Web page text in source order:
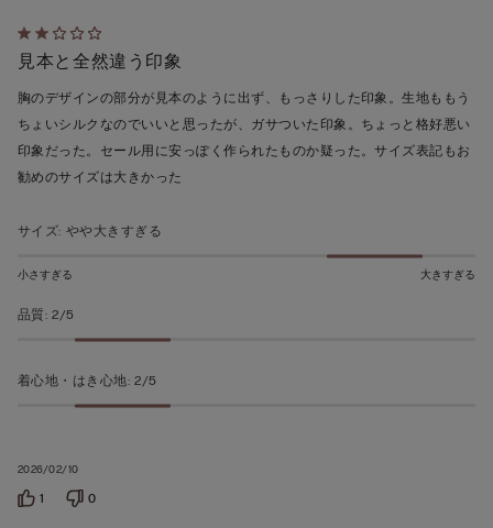
5
段
階
の
う
ち
の
価
2026/02/10
見本と全然違う印象
胸のデザインの部分が見本のように出ず、もっさりした印象。生地ももう
ちょいシルクなのでいいと思ったが、ガサついた印象。ちょっと格好悪い
印象だった。セール用に安っぽく作られたものか疑った。サイズ表記もお
勧めのサイズは大きかった
サイズ: やや大きすぎる
小さすぎる 大きすぎる
品質: 2/5
着心地・はき心地: 2/5
1 0